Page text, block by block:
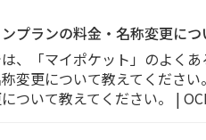
プランの料金・名称変更につ
、「マイポケット」のよく
変更について教えてくださ
ついて教えてください。 |